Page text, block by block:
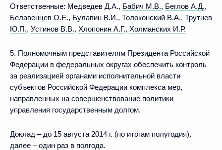
Ответственные: Медведев Д.А., Бабич М.В., Беглов А.Д.,
Белавенцев О.Е., Булавин В.И., Толоконский В.А., Трутнев
Ю.П., Устинов В.В., Хлопонин А.Г., Холманских И.Р.
5. Полномочным представителям Президента Российской
Федерации в федеральных округах обеспечить контроль
за реализацией органами исполнительной власти
субъектов Российской Федерации комплекса мер,
направленных на совершенствование политики
управления государственным долгом.
Доклад – до 15 августа 2014 г. (по итогам полугодия),
далее – один раз в полгода.